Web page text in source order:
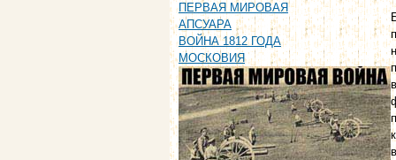
ПЕРВАЯ МИРОВАЯ
АПСУАРА
ВОЙНА 1812 ГОДА
МОСКОВИЯ